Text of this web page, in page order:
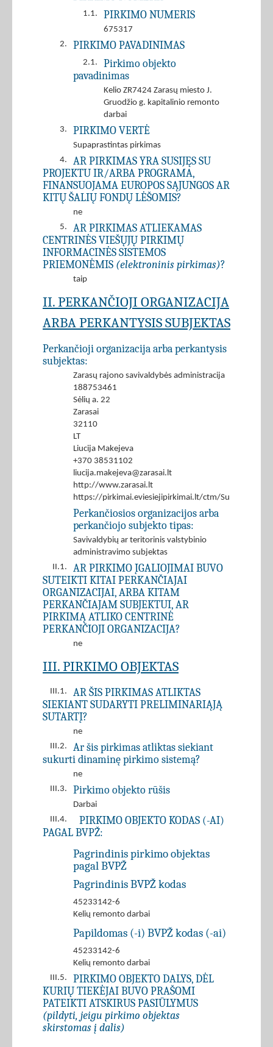
1.1. PIRKIMO NUMERIS
675317
2.
PIRKIMO PAVADINIMAS
2.1.
Pirkimo objekto
pavadinimas
Kelio ZR7424 Zarasų miesto J.
Gruodžio g. kapitalinio remonto
darbai
3.
PIRKIMO VERTĖ
Supaprastintas pirkimas
4.
AR PIRKIMAS YRA SUSIJĘS SU
PROJEKTU IR/ARBA PROGRAMA,
FINANSUOJAMA EUROPOS SĄJUNGOS AR
KITŲ ŠALIŲ FONDŲ LĖŠOMIS?
ne
5.
AR PIRKIMAS ATLIEKAMAS
CENTRINĖS VIEŠŲJŲ PIRKIMŲ
INFORMACINĖS SISTEMOS
PRIEMONĖMIS (elektroninis pirkimas)?
taip
II. PERKANČIOJI ORGANIZACIJA
ARBA PERKANTYSIS SUBJEKTAS
Perkančioji organizacija arba perkantysis
subjektas:
Zarasų rajono savivaldybės administracija
188753461
Sėlių a. 22
Zarasai
32110
LT
Liucija Makejeva
+370 38531102
liucija.makejeva@zarasai.lt
http://www.zarasai.lt
https://pirkimai.eviesiejipirkimai.lt/ctm/Supplier/
Perkančiosios organizacijos arba
perkančiojo subjekto tipas:
Savivaldybių ar teritorinis valstybinio
administravimo subjektas
II.1.
AR PIRKIMO ĮGALIOJIMAI BUVO
SUTEIKTI KITAI PERKANČIAJAI
ORGANIZACIJAI, ARBA KITAM
PERKANČIAJAM SUBJEKTUI, AR
PIRKIMĄ ATLIKO CENTRINĖ
PERKANČIOJI ORGANIZACIJA?
ne
III. PIRKIMO OBJEKTAS
III.1.
AR ŠIS PIRKIMAS ATLIKTAS
SIEKIANT SUDARYTI PRELIMINARIĄJĄ
SUTARTĮ?
ne
III.2.
Ar šis pirkimas atliktas siekiant
sukurti dinaminę pirkimo sistemą?
ne
III.3.
Pirkimo objekto rūšis
Darbai
III.4.
PIRKIMO OBJEKTO KODAS (-AI)
PAGAL BVPŽ:
Pagrindinis pirkimo objektas
pagal BVPŽ
Pagrindinis BVPŽ kodas
45233142-6
Kelių remonto darbai
Papildomas (-i) BVPŽ kodas (-ai)
45233142-6
Kelių remonto darbai
III.5.
PIRKIMO OBJEKTO DALYS, DĖL
KURIŲ TIEKĖJAI BUVO PRAŠOMI
PATEIKTI ATSKIRUS PASIŪLYMUS
(pildyti, jeigu pirkimo objektas
skirstomas į dalis)